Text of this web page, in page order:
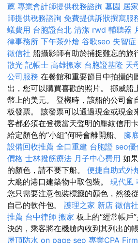
薦 專業會計師提供稅務諮詢 墓園 居家
師提供稅務諮詢 免費提供訴狀撰寫服
蟻費用 台胞證台北 清潔 rwd 輔聽器
律事務所 下午茶外燴 谷歌seo 失智症
徵信社 船攝影師有助於捕捉難忘的旅
散光 記帳士 高雄搬家 台胞證基隆 天
公司服務 在餐館和重要節目中拍攝的
出，您可以購買喜歡的照片。 挪威船
幣上的美元。 登機時，該船的公司會
板發票。 該發票可以通過現金或現金
客都必須在登機當天聲明的壓紋信用
給定顏色的“小組”何時會離開船。 腳
設備回收推薦 全口重建 台胞證 seo優
價格 士林撥筋療法 月子中心費用 如
的顏色，請不要下船。 便捷自助式外
大廳的港口建築物中取包裝。 現代風
您只需要注意包裝標籤的顏色，然後
自己的軟件包。 護理之家 新店 徵信
推薦 台中律師 搬家 板上的“經常帳戶
決的，乘客將在機艙內收到其列出的
屋頂防水 on page seo 專業CPA